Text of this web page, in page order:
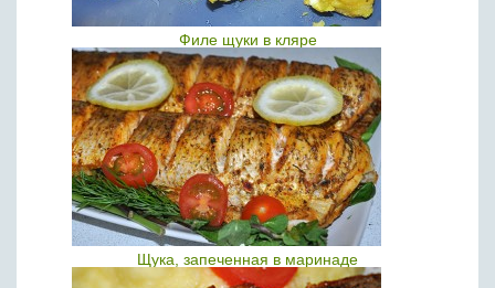
Филе щуки в кляре
Щука, запеченная в маринаде